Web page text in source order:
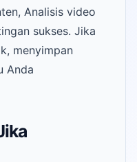
Analisis video
sukses. Jika
menyimpan
Anda